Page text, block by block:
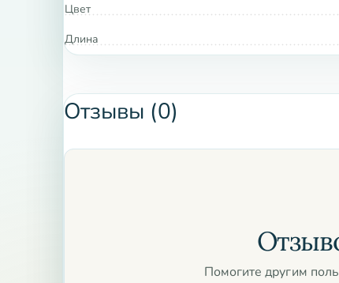
Упаковка: Стильные коробки с
найдете подходящий вариант в нашей
Не упустите возможность преобразить
Цвет
Длина
Отзывы (0)
Помогите другим